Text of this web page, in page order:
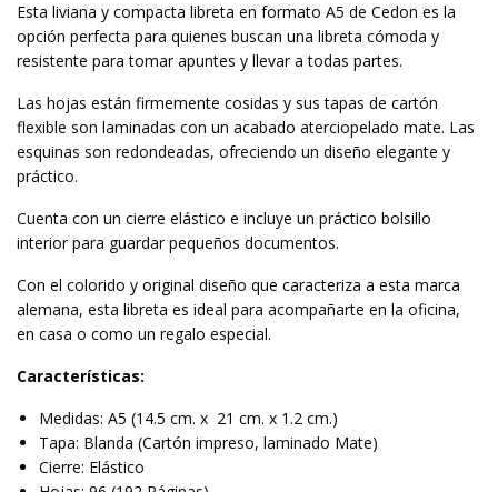
Esta liviana y compacta libreta en formato A5 de Cedon es la
opción perfecta para quienes buscan una libreta cómoda y
resistente para tomar apuntes y llevar a todas partes.
Las hojas están firmemente cosidas y sus tapas de cartón
flexible son laminadas con un acabado aterciopelado mate. Las
esquinas son redondeadas, ofreciendo un diseño elegante y
práctico.
Cuenta con un cierre elástico e incluye un práctico bolsillo
interior para guardar pequeños documentos.
Con el colorido y original diseño que caracteriza a esta marca
alemana, esta libreta es ideal para acompañarte en la oficina,
en casa o como un regalo especial.
Características:
Medidas: A5 (14.5 cm. x 21 cm. x 1.2 cm.)
Tapa: Blanda (Cartón impreso, laminado Mate)
Cierre: Elástico